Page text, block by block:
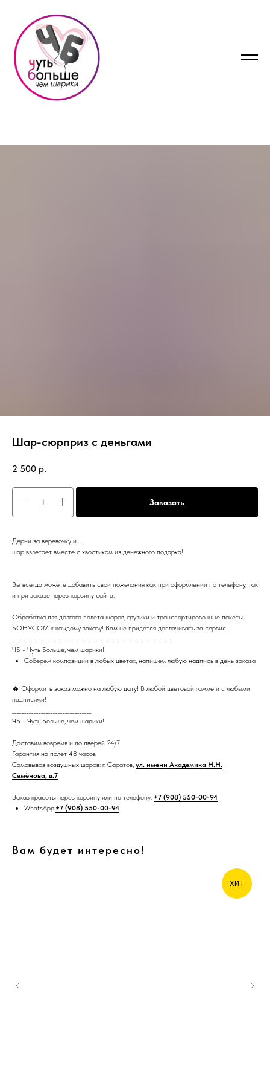
Шар-сюрприз с деньгами
2 500 р.
Заказать
Дерни за веревочку и ....
шар взлетает вместе с хвостиком из денежного подарка!
Вы всегда можете добавить свои пожелания как при оформлении по телефону, так
и при заказе через корзину сайта.
Обработка для долгого полета шаров, грузики и транспортировочные пакеты
БОНУСОМ к каждому заказу! Вам не придется доплачивать за сервис.
ЧБ - Чуть Больше, чем шарики!
Соберём композиции в любых цветах, напишем любую надпись в день заказа
🔥 Оформить заказ можно на любую дату! В любой цветовой гамме и с любыми
надписями!
ЧБ - Чуть Больше, чем шарики!
Доставим вовремя и до дверей 24/7
Гарантия на полет 48 часов
Самовывоз воздушных шаров: г. Саратов, ул. имени Академика Н.Н.
Семёнова, д.7
Заказ красоты через корзину или по телефону: +7 (908) 550-00-94
WhatsApp:+7 (908) 550-00-94
Вам будет интересно!
ХИТ